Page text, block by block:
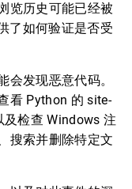
览历史可能已经被
了如何验证是否受
会发现恶意代码。
看 Python 的 site-
检查 Windows 注
搜索并删除特定文